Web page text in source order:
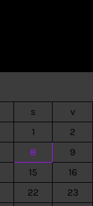
s
v
1
2
8
9
15
16
22
23